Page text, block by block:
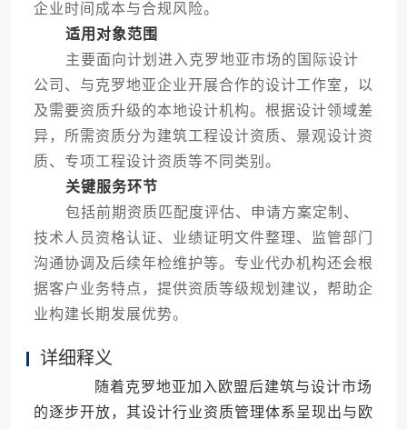
企业时间成本与合规风险。
适用对象范围
主要面向计划进入克罗地亚市场的国际设计
公司、与克罗地亚企业开展合作的设计工作室，以
及需要资质升级的本地设计机构。根据设计领域差
异，所需资质分为建筑工程设计资质、景观设计资
质、专项工程设计资质等不同类别。
关键服务环节
包括前期资质匹配度评估、申请方案定制、
技术人员资格认证、业绩证明文件整理、监管部门
沟通协调及后续年检维护等。专业代办机构还会根
据客户业务特点，提供资质等级规划建议，帮助企
业构建长期发展优势。
详细释义
随着克罗地亚加入欧盟后建筑与设计市场
的逐步开放，其设计行业资质管理体系呈现出与欧